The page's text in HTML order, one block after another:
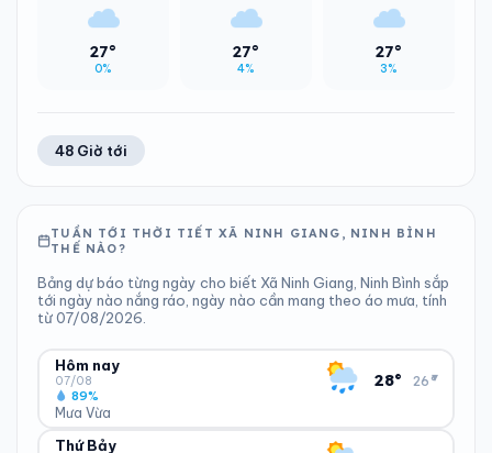
27°
0%
27°
4%
27°
3%
48 Giờ tới
TUẦN TỚI THỜI TIẾT XÃ NINH GIANG, NINH BÌNH
THẾ NÀO?
Bảng dự báo từng ngày cho biết Xã Ninh Giang, Ninh Bình sắp
tới ngày nào nắng ráo, ngày nào cần mang theo áo mưa, tính
từ 07/08/2026.
Hôm nay
07/08
Mưa Vừa
89%
28° 26°
▾
ĐỘ ẨM
Thứ Bảy